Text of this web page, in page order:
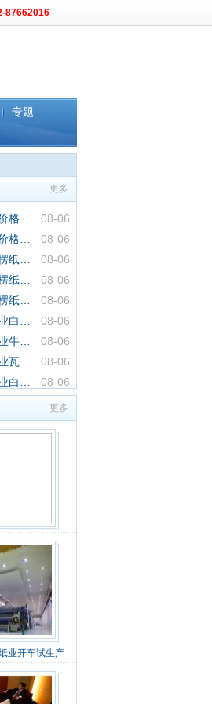
87662016
专题
更多
08-06
08-06
08-06
08-06
08-06
08-06
08-06
08-06
08-06
更多
业开车试生产